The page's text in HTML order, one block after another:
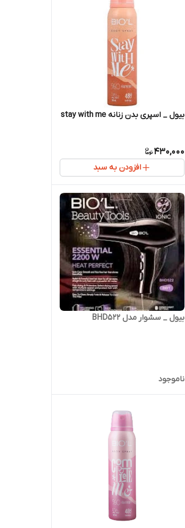
بیول _ اسپری بدن زنانه stay with me
430,000
افزودن به سبد
بیول _ سشوار مدل BHD522
ناموجود